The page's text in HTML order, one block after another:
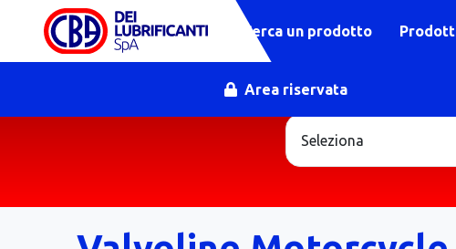
Cerca un prodotto
Area riservata